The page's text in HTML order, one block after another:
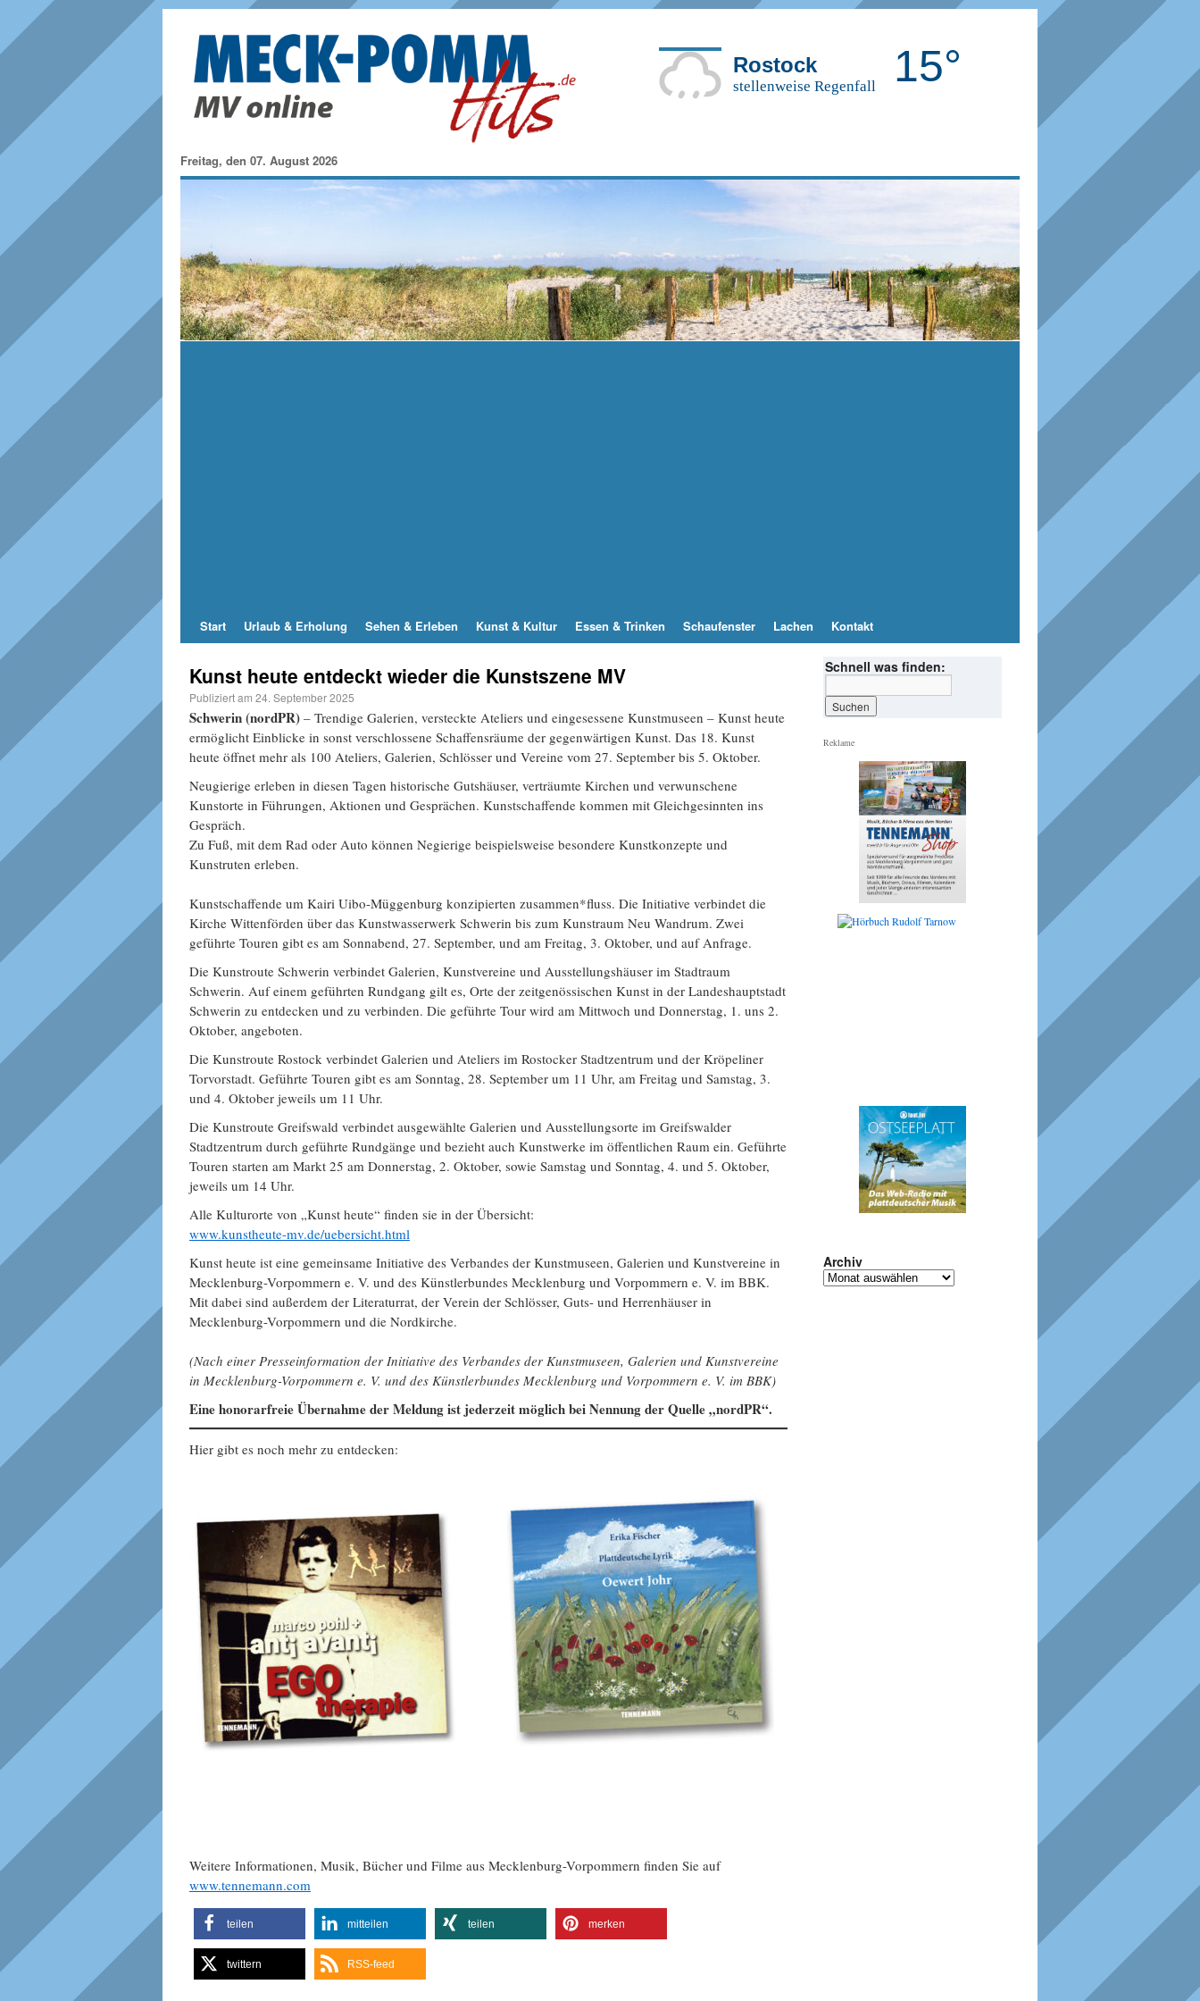
Freitag, den 07. August 2026
Rostock
stellenweise Regenfall 15°
Start Urlaub & Erholung Sehen & Erleben Kunst & Kultur Essen & Trinken Schaufenster Lachen Kontakt
Kunst heute entdeckt wieder die Kunstszene MV
Publiziert am 24. September 2025
Schwerin (nordPR) – Trendige Galerien, versteckte Ateliers und eingesessene Kunstmuseen – Kunst heute
ermöglicht Einblicke in sonst verschlossene Schaffensräume der gegenwärtigen Kunst. Das 18. Kunst
heute öffnet mehr als 100 Ateliers, Galerien, Schlösser und Vereine vom 27. September bis 5. Oktober.
Neugierige erleben in diesen Tagen historische Gutshäuser, verträumte Kirchen und verwunschene
Kunstorte in Führungen, Aktionen und Gesprächen. Kunstschaffende kommen mit Gleichgesinnten ins
Gespräch.
Zu Fuß, mit dem Rad oder Auto können Negierige beispielsweise besondere Kunstkonzepte und
Kunstruten erleben.
Kunstschaffende um Kairi Uibo-Müggenburg konzipierten zusammen*fluss. Die Initiative verbindet die
Kirche Wittenförden über das Kunstwasserwerk Schwerin bis zum Kunstraum Neu Wandrum. Zwei
geführte Touren gibt es am Sonnabend, 27. September, und am Freitag, 3. Oktober, und auf Anfrage.
Die Kunstroute Schwerin verbindet Galerien, Kunstvereine und Ausstellungshäuser im Stadtraum
Schwerin. Auf einem geführten Rundgang gilt es, Orte der zeitgenössischen Kunst in der Landeshauptstadt
Schwerin zu entdecken und zu verbinden. Die geführte Tour wird am Mittwoch und Donnerstag, 1. uns 2.
Oktober, angeboten.
Die Kunstroute Rostock verbindet Galerien und Ateliers im Rostocker Stadtzentrum und der Kröpeliner
Torvorstadt. Geführte Touren gibt es am Sonntag, 28. September um 11 Uhr, am Freitag und Samstag, 3.
und 4. Oktober jeweils um 11 Uhr.
Die Kunstroute Greifswald verbindet ausgewählte Galerien und Ausstellungsorte im Greifswalder
Stadtzentrum durch geführte Rundgänge und bezieht auch Kunstwerke im öffentlichen Raum ein. Geführte
Touren starten am Markt 25 am Donnerstag, 2. Oktober, sowie Samstag und Sonntag, 4. und 5. Oktober,
jeweils um 14 Uhr.
Alle Kulturorte von „Kunst heute“ finden sie in der Übersicht:
www.kunstheute-mv.de/uebersicht.html
Kunst heute ist eine gemeinsame Initiative des Verbandes der Kunstmuseen, Galerien und Kunstvereine in
Mecklenburg-Vorpommern e. V. und des Künstlerbundes Mecklenburg und Vorpommern e. V. im BBK.
Mit dabei sind außerdem der Literaturrat, der Verein der Schlösser, Guts- und Herrenhäuser in
Mecklenburg-Vorpommern und die Nordkirche.
(Nach einer Presseinformation der Initiative des Verbandes der Kunstmuseen, Galerien und Kunstvereine
in Mecklenburg-Vorpommern e. V. und des Künstlerbundes Mecklenburg und Vorpommern e. V. im BBK)
Eine honorarfreie Übernahme der Meldung ist jederzeit möglich bei Nennung der Quelle „nordPR“.
Hier gibt es noch mehr zu entdecken:
Weitere Informationen, Musik, Bücher und Filme aus Mecklenburg-Vorpommern finden Sie auf
www.tennemann.com
teilen mitteilen teilen merken
twittern RSS-feed
Schnell was finden:
Reklame
Archiv